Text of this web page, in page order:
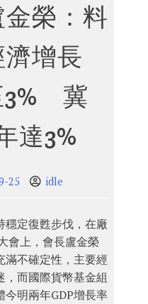
榮：料
增長
3% 冀
達3%
25 idle
穩定復甦步伐，在廠
會上，會長盧金榮
滿不確定性，主要經
，而國際貨幣基金組
明兩年GDP增長率